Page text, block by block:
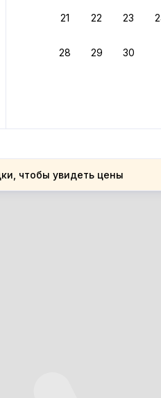
21 22 23
28 29 30
чтобы увидеть цены